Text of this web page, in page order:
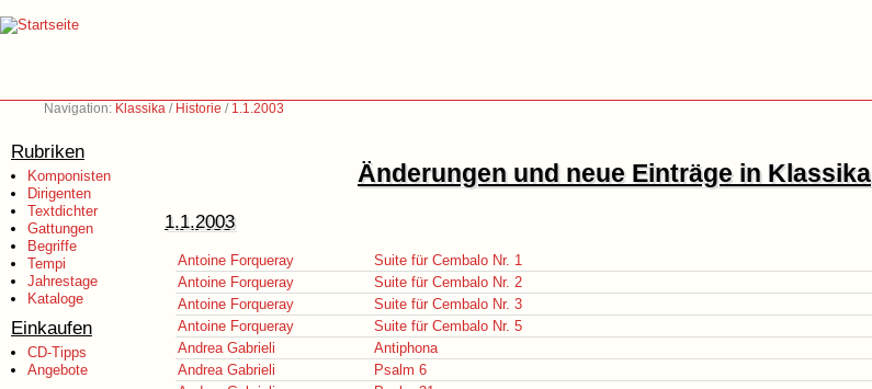
Navigation: Klassika / Historie / 1.1.2003
Rubriken
Komponisten
Dirigenten
Textdichter
Gattungen
Begriffe
Tempi
Jahrestage
Kataloge
Einkaufen
CD-Tipps
Angebote
Änderungen und neue Einträge in Klassika
1.1.2003
Antoine Forqueray
Suite für Cembalo Nr. 1
Antoine Forqueray
Suite für Cembalo Nr. 2
Antoine Forqueray
Suite für Cembalo Nr. 3
Antoine Forqueray
Suite für Cembalo Nr. 5
Andrea Gabrieli
Antiphona
Andrea Gabrieli
Psalm 6